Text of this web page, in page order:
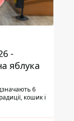
-
яблука
6
кошик і